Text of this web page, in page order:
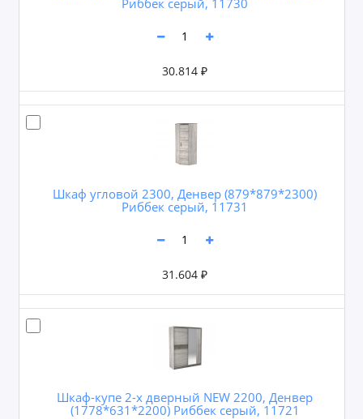
30.814 ₽
Шкаф угловой 2300, Денвер (879*879*2300)
Риббек серый, 11731
31.604 ₽
Шкаф-купе 2-х дверный NEW 2200, Денвер
(1778*631*2200) Риббек серый, 11721